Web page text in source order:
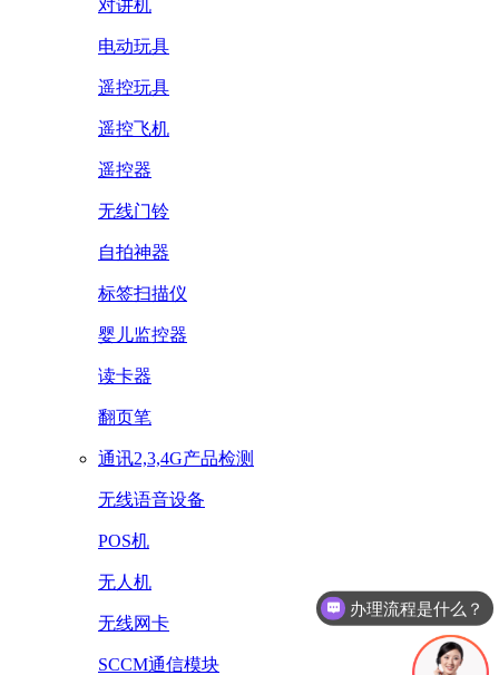
对讲机
电动玩具
遥控玩具
遥控飞机
遥控器
无线门铃
自拍神器
标签扫描仪
婴儿监控器
读卡器
翻页笔
通讯2,3,4G产品检测
无线语音设备
POS机
无人机
无线网卡
SCCM通信模块
办理流程是什么？